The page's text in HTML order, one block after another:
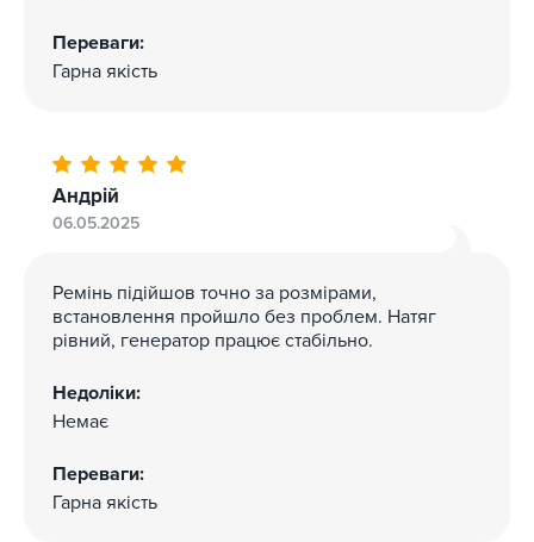
Переваги:
Гарна якість
Андрій
06.05.2025
Ремінь підійшов точно за розмірами,
встановлення пройшло без проблем. Натяг
рівний, генератор працює стабільно.
Недоліки:
Немає
Переваги:
Гарна якість